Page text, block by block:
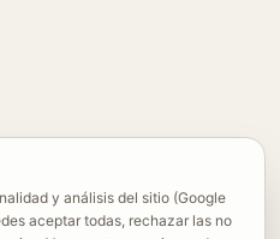
y análisis del sitio (Google
aceptar todas, rechazar las no